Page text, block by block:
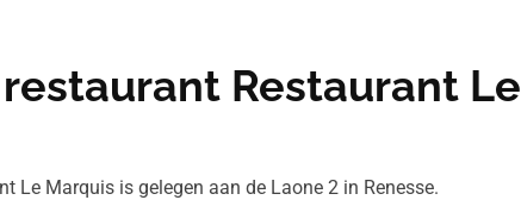
Restaurant Le
Le Marquis is gelegen aan de Laone 2 in Renesse.